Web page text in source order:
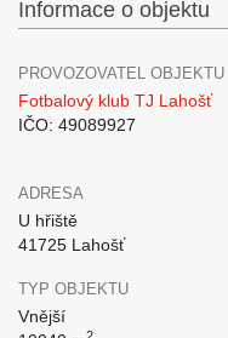
Informace o objektu
PROVOZOVATEL OBJEKTU
Fotbalový klub TJ Lahošť
IČO: 49089927
ADRESA
U hřiště
41725 Lahošť
TYP OBJEKTU
Vnější